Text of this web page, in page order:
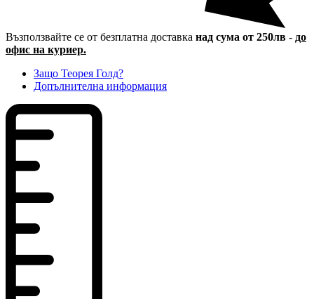
Възползвайте се от безплатна доставка над сума от 250лв - до
офис на куриер.
Защо Теорея Голд?
Допълнителна информация